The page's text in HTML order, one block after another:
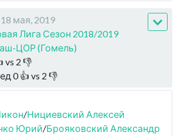
мая, 2019
Лига Сезон 2018/2019
ЦОР (Гомель)
vs 2 👎
0👍 vs 2 👎
/Нициевский Алексей
Юрий/Брояковский Александр